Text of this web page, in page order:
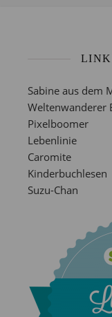
Sabine aus dem
Weltenwanderer
Pixelboomer
Lebenlinie
Caromite
Kinderbuchlesen
Suzu-Chan